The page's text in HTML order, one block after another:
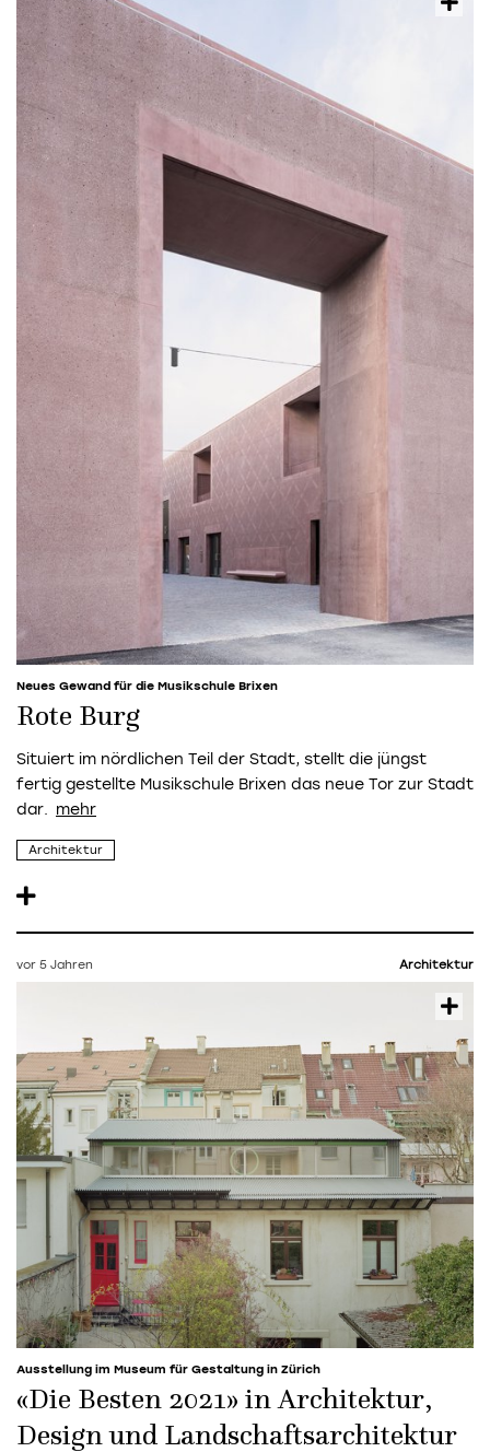
Neues Gewand für die Musikschule Brixen
Rote Burg
Situiert im nördlichen Teil der Stadt, stellt die jüngst
fertig gestellte Musikschule Brixen das neue Tor zur Stadt
dar.
Architektur
vor 5 Jahren Architektur
Ausstellung im Museum für Gestaltung in Zürich
«Die Besten 2021» in Architektur,
Design und Landschaftsarchitektur